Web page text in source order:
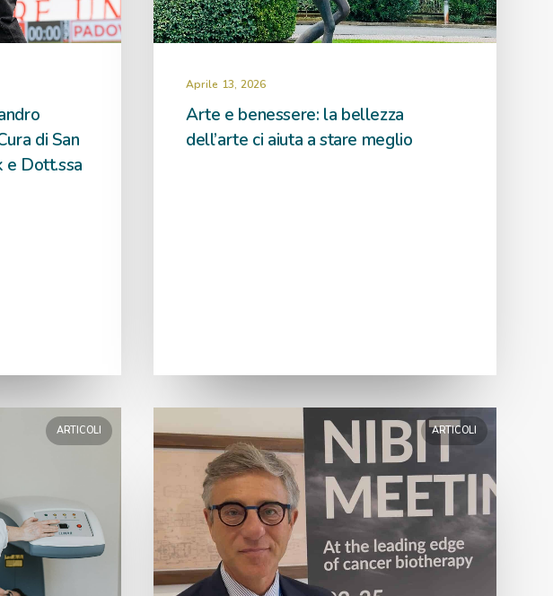
di San
e Dott.ssa
Aprile 13, 2026
Arte e benessere: la bellezza
dell’arte ci aiuta a stare meglio
ARTICOLI ARTICOLI